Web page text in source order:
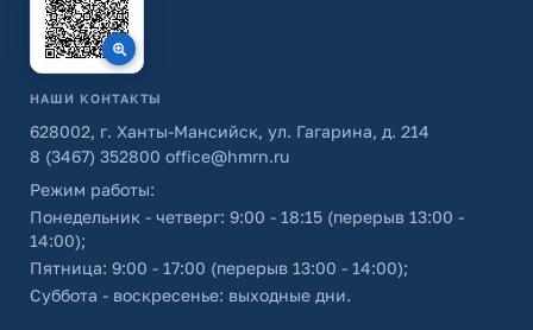
НАШИ КОНТАКТЫ
628002, г. Ханты-Мансийск, ул. Гагарина, д. 214
8 (3467) 352800 office@hmrn.ru
Режим работы:
Понедельник - четверг: 9:00 - 18:15 (перерыв 13:00 -
14:00);
Пятница: 9:00 - 17:00 (перерыв 13:00 - 14:00);
Суббота - воскресенье: выходные дни.